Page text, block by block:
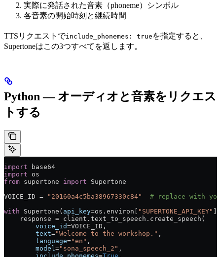
実際に発話された音素（phoneme）シンボル
各音素の開始時刻と継続時間
TTSリクエストでinclude_phonemes: true を指定すると、
Supertoneはこの3つすべてを返します。
Python — オーディオと音素をリクエス
トする
import base64
import os
from supertone import Supertone
VOICE_ID =
"20160a4c5ba38967330c84"
# replace with
with Supertone( api_key=os.environ[ "SUPERTONE_API_KEY"
    response = client.text_to_speech.create_speech(
        voice_id
=VOICE_ID,
        text
="Welcome to the workshop." ,
        language
="en" ,
        model
="sona_speech_2" ,